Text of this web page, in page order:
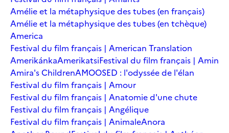
Amélie et la métaphysique des tubes (en français)
Amélie et la métaphysique des tubes (en tchèque)
America
Festival du film français | American Translation
AmerikánkaAmerikatsiFestival du film français | Amin
Amira's ChildrenAMOOSED : l'odyssée de l'élan
Festival du film français | Amour
Festival du film français | Anatomie d'une chute
Festival du film français | Angélique
Festival du film français | AnimaleAnora